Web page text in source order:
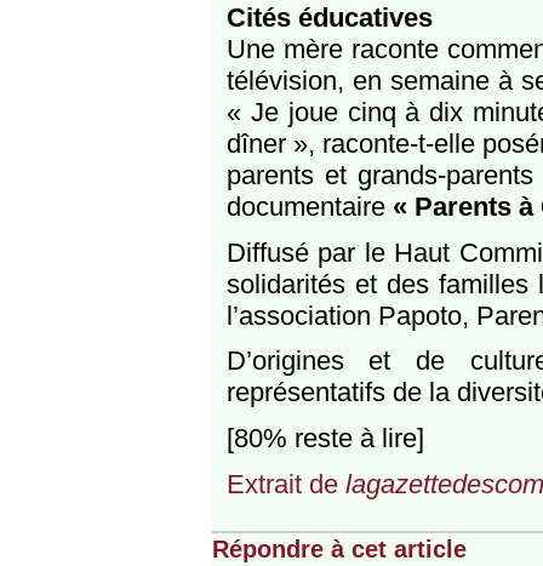
Cités éducatives
Une mère raconte
télévision, en semaine à
« Je joue cinq à dix
dîner », raconte-t-elle
parents et grands-
documentaire « Parents à
Diffusé par le Haut
solidarités et des
l’association Papoto,
D’origines et de
représentatifs de la
[80% reste à lire]
Extrait de
Répondre à cet article